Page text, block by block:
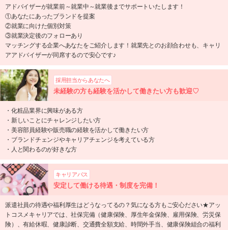
アドバイザーが就業前～就業中～就業後までサポートいたします！
①あなたにあったブランドを提案
②就業に向けた個別対策
③就業決定後のフォローあり
マッチングする企業へあなたをご紹介します！就業先とのお顔合わせも、キャリ
アアドバイザーが同席するので安心です♪
採用担当からあなたへ
未経験の方も経験を活かして働きたい方も歓迎♡
・化粧品業界に興味がある方
・新しいことにチャレンジしたい方
・美容部員経験や販売職の経験を活かして働きたい方
・ブランドチェンジやキャリアチェンジを考えている方
・人と関わるのが好きな方
キャリアパス
安定して働ける待遇・制度を完備！
派遣社員の待遇や福利厚生はどうなってるの？気になる方もご安心ださい★アッ
トコスメキャリアでは、社保完備（健康保険、厚生年金保険、雇用保険、労災保
険）、有給休暇、健康診断、交通費全額支給、時間外手当、健康保険組合の福利